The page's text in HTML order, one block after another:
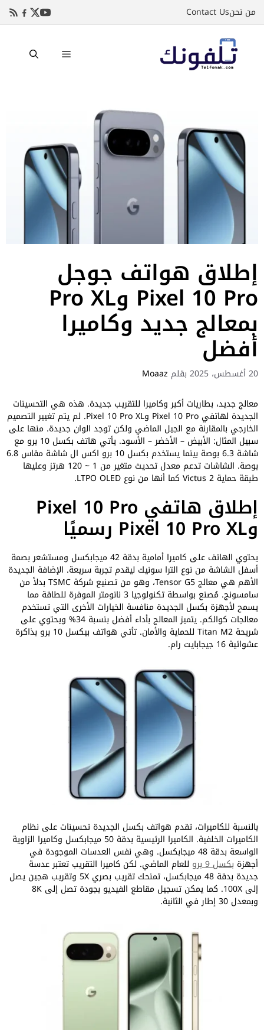
إلىمن نحنContact Us
القائمة
إطلاق هواتف جوجل
Pixel 10 Pro وPro XL
بمعالج جديد وكاميرا
أفضل
20 أغسطس، 2025 بقلم Moaaz
معالج جديد، بطاريات أكبر وكاميرا للتقريب جديدة. هذه هي التحسينات
الجديدة لهاتفي Pixel 10 Pro وPixel 10 Pro XL. لم يتم تغيير التصميم
الخارجي بالمقارنة مع الجيل الماضي ولكن توجد الوان جديدة. منها على
سبيل المثال: الأبيض – الأخضر – الأسود. يأتي هاتف بكسل 10 برو مع
شاشة 6.3 بوصة بينما يستخدم بكسل 10 برو اكس ال شاشة مقاس 6.8
بوصة. الشاشات تدعم معدل تحديث متغير من 1 ~ 120 هرتز وعليها
طبقة حماية Victus 2 كما أنها من نوع LTPO OLED.
إطلاق هاتفي Pixel 10 Pro
وPixel 10 Pro XL رسميًا
يحتوي الهاتف على كاميرا أمامية بدقة 42 ميجابكسل ومستشعر بصمة
أسفل الشاشة من نوع الترا سونيك ليقدم تجربة سريعة. الإضافة الجديدة
الأهم هي معالج Tensor G5، وهو من تصنيع شركة TSMC بدلاً من
سامسونج. مُصنع بواسطة تكنولوجيا 3 نانومتر الموفرة للطاقة مما
يسمح لأجهزة بكسل الجديدة منافسة الخيارات الأخرى التي تستخدم
معالجات كوالكم. يتميز المعالج بأداء أفضل بنسبة 34% ويحتوي على
شريحة Titan M2 للحماية والأمان. تأتي هواتف بيكسل 10 برو بذاكرة
عشوائية 16 جيجابايت رام.
بالنسبة للكاميرات، تقدم هواتف بكسل الجديدة تحسينات على نظام
الكاميرات الخلفية. الكاميرا الرئيسية بدقة 50 ميجابكسل وكاميرا الزاوية
الواسعة بدقة 48 ميجابكسل. وهي نفس العدسات الموجودة في
أجهزة بكسل 9 برو للعام الماضي. لكن كاميرا التقريب تعتبر عدسة
جديدة بدقة 48 ميجابكسل، تمنحك تقريب بصري 5X وتقريب هجين يصل
إلى 100X. كما يمكن تسجيل مقاطع الفيديو بجودة تصل إلى 8K
وبمعدل 30 إطار في الثانية.